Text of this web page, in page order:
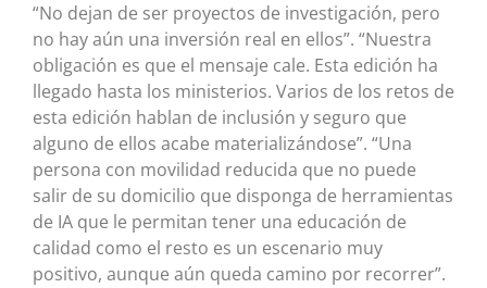
“No dejan de ser proyectos de investigación, pero
no hay aún una inversión real en ellos”. “Nuestra
obligación es que el mensaje cale. Esta edición ha
llegado hasta los ministerios. Varios de los retos de
esta edición hablan de inclusión y seguro que
alguno de ellos acabe materializándose”. “Una
persona con movilidad reducida que no puede
salir de su domicilio que disponga de herramientas
de IA que le permitan tener una educación de
calidad como el resto es un escenario muy
positivo, aunque aún queda camino por recorrer”.